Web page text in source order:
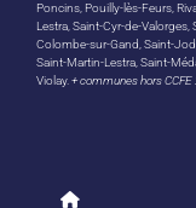
Poncins, Pouilly-lès-Feurs,
Lestra, Saint-Cyr-de-
Colombe-sur-Gand, Saint-
Saint-Martin-Lestra, Saint-
Violay. + communes hors CCFE :